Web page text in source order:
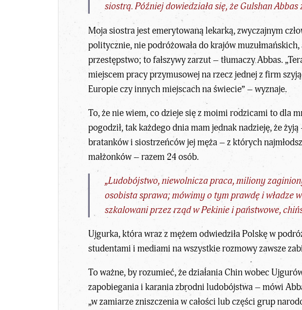
siostrą. Później dowiedziała się, że Gulshan
Moja siostra jest emerytowaną lekarką, zwyczajnym
politycznie, nie podróżowała do krajów
przestępstwo; to fałszywy zarzut – tłumaczy Abbas.
miejscem pracy przymusowej na rzecz jednej z firm
Europie czy innych miejscach na świecie” – wyznaje.
To, że nie wiem, co dzieje się z moimi rodzicami to dla
pogodził, tak każdego dnia mam jednak nadzieję, że
bratanków i siostrzeńców jej męża – z których
małżonków – razem 24 osób.
„Ludobójstwo, niewolnicza praca, miliony
osobista sprawa; mówimy o tym prawdę i władze
szkalowani przez rząd w Pekinie i państwowe,
Ujgurka, która wraz z mężem odwiedziła Polskę w
studentami i mediami na wszystkie rozmowy zawsze
To ważne, by rozumieć, że działania Chin wobec
zapobiegania i karania zbrodni ludobójstwa – mówi
„w zamiarze zniszczenia w całości lub części grup